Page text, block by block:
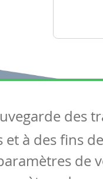
Articles
Tous les articles
Articles DYS
des
à des fins